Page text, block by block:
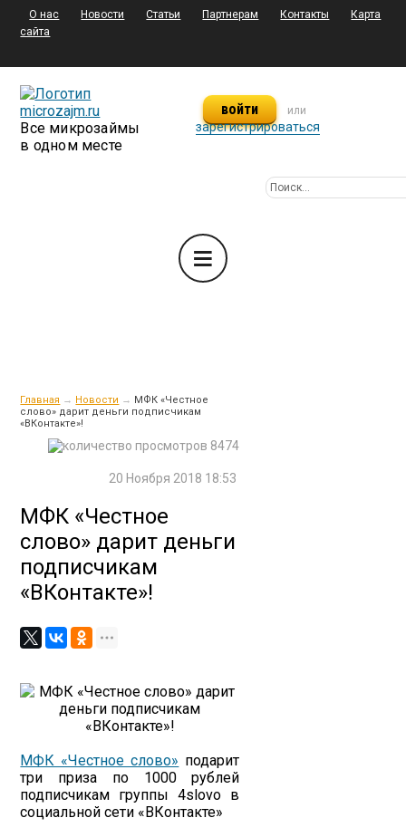
О нас Новости Статьи Партнерам Контакты
Карта
сайта
Все микрозаймы
в одном месте
войти или
зарегистрироваться
Главная → Новости → МФК «Честное
слово» дарит деньги подписчикам
«ВКонтакте»!
8474
20 Ноября 2018 18:53
МФК «Честное
слово» дарит деньги
подписчикам
«ВКонтакте»!
МФК «Честное слово» подарит
три приза по 1000 рублей
подписчикам группы 4slovo в
социальной сети «ВКонтакте»